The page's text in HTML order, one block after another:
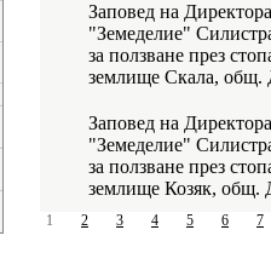
Заповед на
"Земеделие"
за ползване през
землище Скала, общ.
Заповед на
"Земеделие"
за ползване през
землище Козяк, общ.
1 2 3 4 5 6 7